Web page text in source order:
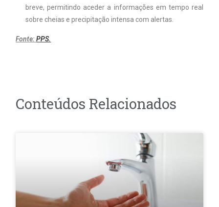
breve, permitindo aceder a informações em tempo real
sobre cheias e precipitação intensa com alertas.
Fonte:PPS.
Conteúdos Relacionados